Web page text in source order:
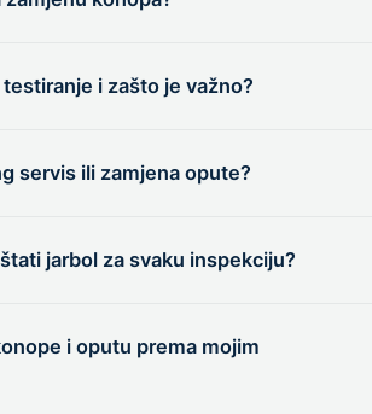
(ukrućivanje) ili značajno
Pravovremena zamjena sprječava
i zašto je važno?
otkrivamo mikropukotine i
stanje materijala bez
servis ili zamjena opute?
opreme. Svakom projektu
prilagođenu vašem brodu.
jarbol za svaku inspekciju?
no za temeljit pregled svih spojeva,
demontaža je nužna. Spuštanje
i oputu prema mojim